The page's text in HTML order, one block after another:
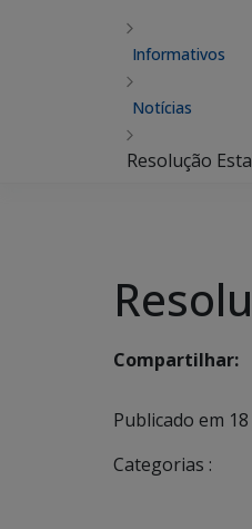
Informativos
Notícias
Resolução
Compartilhar:
Publicado em
Categorias :